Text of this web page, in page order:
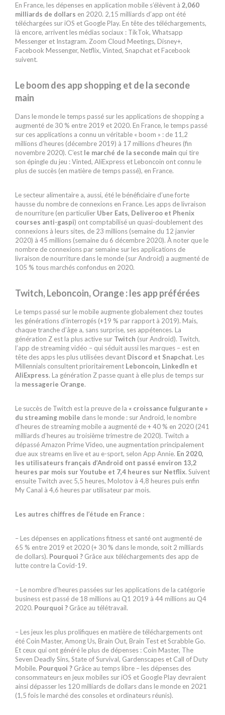
En France, les dépenses en application mobile s’élèvent à 2,060
milliards de dollars en 2020. 2,15 milliards d’app ont été
téléchargées sur iOS et Google Play. En tête des téléchargements,
là encore, arrivent les médias sociaux : TikTok, Whatsapp
Messenger et Instagram. Zoom Cloud Meetings, Disney+,
Facebook Messenger, Netflix, Vinted, Snapchat et Facebook
suivent.
Le boom des app shopping et de la seconde
main
Dans le monde le temps passé sur les applications de shopping a
augmenté de 30 % entre 2019 et 2020. En France, le temps passé
sur ces applications a connu un véritable « boom » : de 11,2
millions d’heures (décembre 2019) à 17 millions d’heures (fin
novembre 2020). C’est le marché de la seconde main qui tire
son épingle du jeu : Vinted, AliExpress et Leboncoin ont connu le
plus de succès (en matière de temps passé), en France.
Le secteur alimentaire a, aussi, été le bénéficiaire d’une forte
hausse du nombre de connexions en France. Les apps de livraison
de nourriture (en particulier Uber Eats, Deliveroo et Phenix
courses anti-gaspi) ont comptabilisé un quasi-doublement des
connexions à leurs sites, de 23 millions (semaine du 12 janvier
2020) à 45 millions (semaine du 6 décembre 2020). À noter que le
nombre de connexions par semaine sur les applications de
livraison de nourriture dans le monde (sur Android) a augmenté de
105 % tous marchés confondus en 2020.
Twitch, Leboncoin, Orange : les app préférées
Le temps passé sur le mobile augmente globalement chez toutes
les générations d’interrogés (+19 % par rapport à 2019). Mais,
chaque tranche d’âge a, sans surprise, ses appétences. La
génération Z est la plus active sur Twitch (sur Android). Twitch,
l’app de streaming vidéo – qui séduit aussi les marques – est en
tête des apps les plus utilisées devant Discord et Snapchat. Les
Millennials consultent prioritairement Leboncoin, LinkedIn et
AliExpress. La génération Z passe quant à elle plus de temps sur
la messagerie Orange.
Le succès de Twitch est la preuve de la « croissance fulgurante »
du streaming mobile dans le monde : sur Android, le nombre
d’heures de streaming mobile a augmenté de + 40 % en 2020 (241
milliards d’heures au troisième trimestre de 2020). Twitch a
dépassé Amazon Prime Video, une augmentation principalement
due aux streams en live et au e-sport, selon App Annie. En 2020,
les utilisateurs français d’Android ont passé environ 13,2
heures par mois sur Youtube et 7,4 heures sur Netflix. Suivent
ensuite Twitch avec 5,5 heures, Molotov à 4,8 heures puis enfin
My Canal à 4,6 heures par utilisateur par mois.
Les autres chiffres de l’étude en France :
– Les dépenses en applications fitness et santé ont augmenté de
65 % entre 2019 et 2020 (+ 30 % dans le monde, soit 2 milliards
de dollars). Pourquoi ? Grâce aux téléchargements des app de
lutte contre la Covid-19.
– Le nombre d’heures passées sur les applications de la catégorie
business est passé de 18 millions au Q1 2019 à 44 millions au Q4
2020. Pourquoi ? Grâce au télétravail.
– Les jeux les plus prolifiques en matière de téléchargements ont
été Coin Master, Among Us, Brain Out, Brain Test et Scrabble Go.
Et ceux qui ont généré le plus de dépenses : Coin Master, The
Seven Deadly Sins, State of Survival, Gardenscapes et Call of Duty
Mobile. Pourquoi ? Grâce au temps libre – les dépenses des
consommateurs en jeux mobiles sur iOS et Google Play devraient
ainsi dépasser les 120 milliards de dollars dans le monde en 2021
(1,5 fois le marché des consoles et ordinateurs réunis).